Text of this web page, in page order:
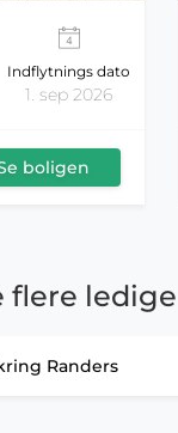
Indflytnings dato
1. sep 2026
boligen
flere
Randers